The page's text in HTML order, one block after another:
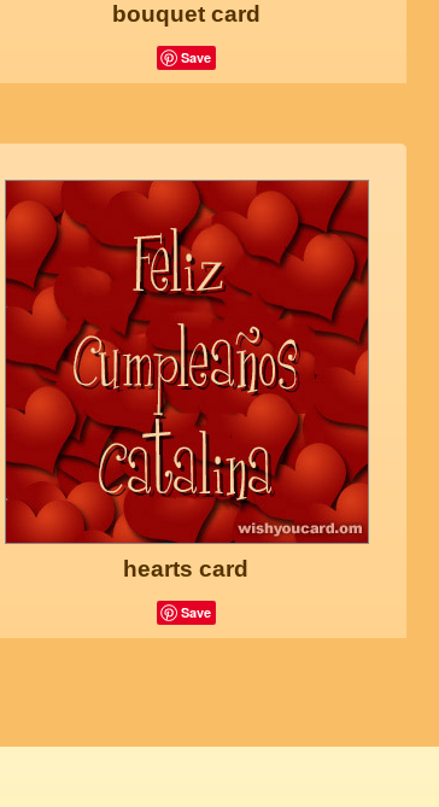
bouquet card
Save
hearts card
Save